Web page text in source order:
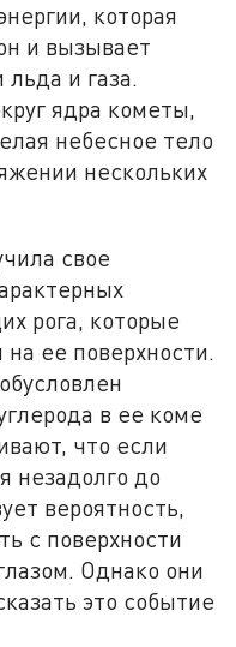
которая
и вызывает
и газа.
ядра кометы,
небесное тело
нескольких
свое
рога, которые
ее поверхности.
в ее коме
что если
незадолго до
вероятность,
с поверхности
Однако они
это событие